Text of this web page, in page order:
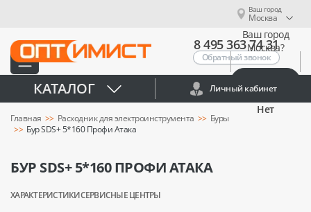
Ваш город
Москва
Ваш город
Москва?
Нет
8 495 363 74 31
Обратный звонок
КАТАЛОГ Личный кабинет
Главная Расходник для электроинструмента
Буры
Бур SDS+ 5*160 Профи Атака
БУР SDS+ 5*160 ПРОФИ АТАКА
ХАРАКТЕРИСТИКИСЕРВИСНЫЕ ЦЕНТРЫ